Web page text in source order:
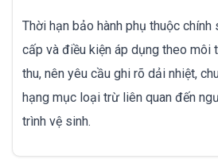
Thời hạn bảo hành phụ thuộc
cấp và điều kiện áp dụng theo môi
thu, nên yêu cầu ghi rõ dải nhiệt,
hạng mục loại trừ liên quan đến
trình vệ sinh.